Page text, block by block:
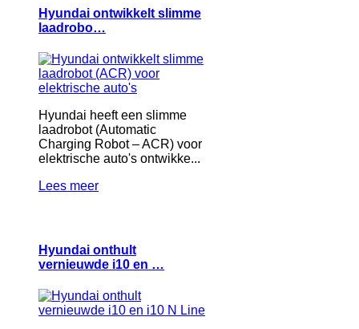
Hyundai ontwikkelt slimme
laadrobo…
Hyundai heeft een slimme
laadrobot (Automatic
Charging Robot – ACR) voor
elektrische auto's ontwikke...
Lees meer
Hyundai onthult
vernieuwde i10 en …